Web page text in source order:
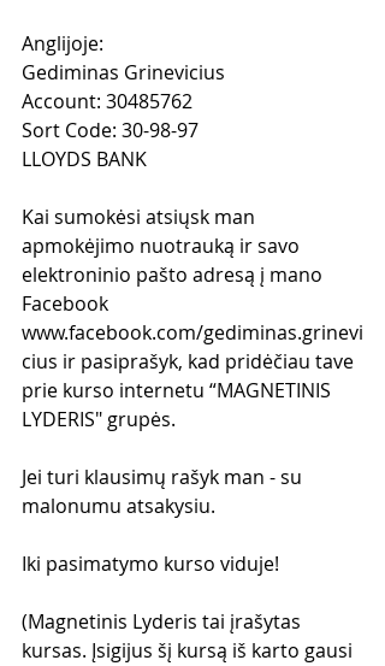
Anglijoje:
Gediminas Grinevicius
Account: 30485762
Sort Code: 30-98-97
LLOYDS BANK
Kai sumokėsi atsiųsk man
apmokėjimo nuotrauką ir savo
elektroninio pašto adresą į mano
Facebook
www.facebook.com/gediminas.grinevi
cius ir pasiprašyk, kad pridėčiau tave
prie kurso internetu “MAGNETINIS
LYDERIS" grupės.
Jei turi klausimų rašyk man - su
malonumu atsakysiu.
Iki pasimatymo kurso viduje!
(Magnetinis Lyderis tai įrašytas
kursas. Įsigijus šį kursą iš karto gausi